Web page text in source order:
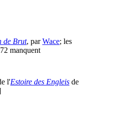
de Brut, parWace; les
manquent
l'Estoire des Engleis de